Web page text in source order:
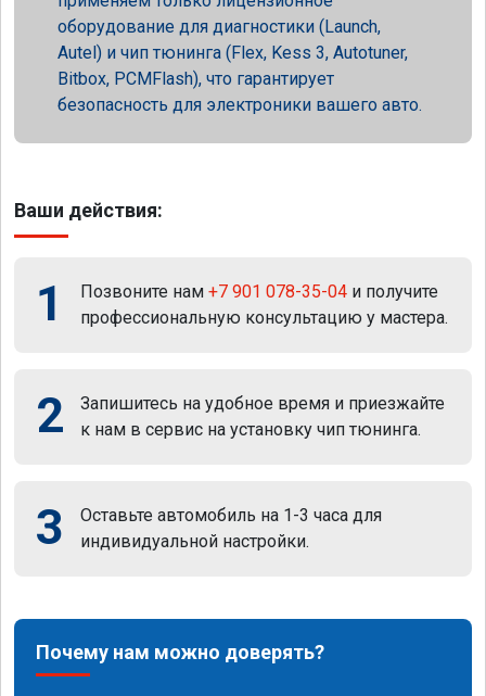
оборудование для диагностики (Launch,
Autel) и чип тюнинга (Flex, Kess 3, Autotuner,
Bitbox, PCMFlash), что гарантирует
безопасность для электроники вашего авто.
Ваши действия:
1 Позвоните нам +7 901 078-35-04 и получите
профессиональную консультацию у мастера.
2
Запишитесь на удобное время и приезжайте
к нам в сервис на установку чип тюнинга.
3
Оставьте автомобиль на 1-3 часа для
индивидуальной настройки.
Почему нам можно доверять?